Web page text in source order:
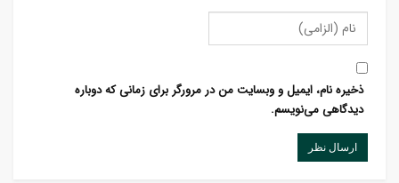
ذخیره نام، ایمیل و وبسایت من در مرورگر برای زمانی که دوباره
دیدگاهی می‌نویسم.